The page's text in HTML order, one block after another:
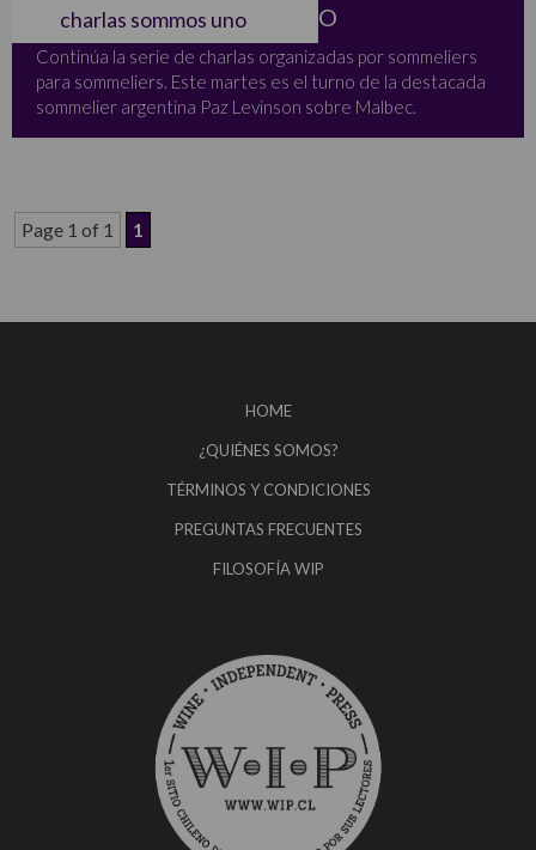
charlas sommos uno
8 CHARLAS SOMMOSUNO
Continúa la serie de charlas organizadas por sommeliers
para sommeliers. Este martes es el turno de la destacada
sommelier argentina Paz Levinson sobre Malbec.
Page 1 of 1 1
HOME
¿QUIÉNES SOMOS?
TÉRMINOS Y CONDICIONES
PREGUNTAS FRECUENTES
FILOSOFÍA WIP